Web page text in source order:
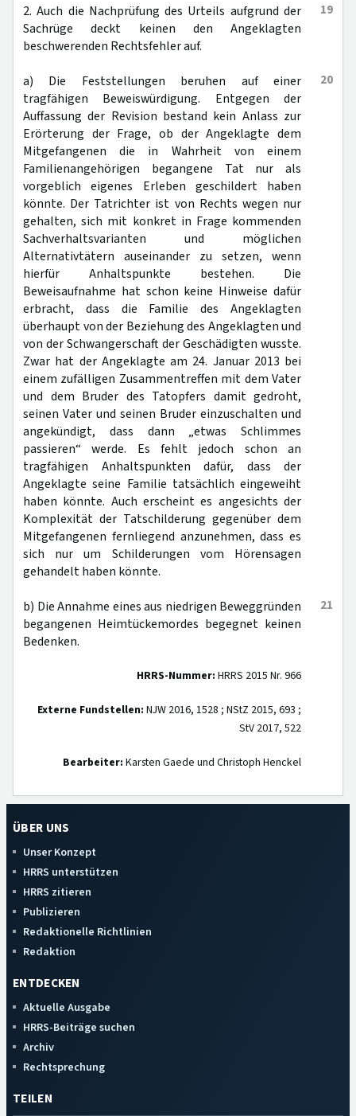
19
2. Auch die Nachprüfung des Urteils aufgrund der
Sachrüge deckt keinen den Angeklagten
beschwerenden Rechtsfehler auf.
20
a) Die Feststellungen beruhen auf einer
tragfähigen Beweiswürdigung. Entgegen der
Auffassung der Revision bestand kein Anlass zur
Erörterung der Frage, ob der Angeklagte dem
Mitgefangenen die in Wahrheit von einem
Familienangehörigen begangene Tat nur als
vorgeblich eigenes Erleben geschildert haben
könnte. Der Tatrichter ist von Rechts wegen nur
gehalten, sich mit konkret in Frage kommenden
Sachverhaltsvarianten und möglichen
Alternativtätern auseinander zu setzen, wenn
hierfür Anhaltspunkte bestehen. Die
Beweisaufnahme hat schon keine Hinweise dafür
erbracht, dass die Familie des Angeklagten
überhaupt von der Beziehung des Angeklagten und
von der Schwangerschaft der Geschädigten wusste.
Zwar hat der Angeklagte am 24. Januar 2013 bei
einem zufälligen Zusammentreffen mit dem Vater
und dem Bruder des Tatopfers damit gedroht,
seinen Vater und seinen Bruder einzuschalten und
angekündigt, dass dann „etwas Schlimmes
passieren“ werde. Es fehlt jedoch schon an
tragfähigen Anhaltspunkten dafür, dass der
Angeklagte seine Familie tatsächlich eingeweiht
haben könnte. Auch erscheint es angesichts der
Komplexität der Tatschilderung gegenüber dem
Mitgefangenen fernliegend anzunehmen, dass es
sich nur um Schilderungen vom Hörensagen
gehandelt haben könnte.
21
b) Die Annahme eines aus niedrigen Beweggründen
begangenen Heimtückemordes begegnet keinen
Bedenken.
HRRS-Nummer: HRRS 2015 Nr. 966
Externe Fundstellen: NJW 2016, 1528 ; NStZ 2015, 693 ;
StV 2017, 522
Bearbeiter: Karsten Gaede und Christoph Henckel
ÜBER UNS
Unser Konzept
HRRS unterstützen
HRRS zitieren
Publizieren
Redaktionelle Richtlinien
Redaktion
ENTDECKEN
Aktuelle Ausgabe
HRRS-Beiträge suchen
Archiv
Rechtsprechung
TEILEN